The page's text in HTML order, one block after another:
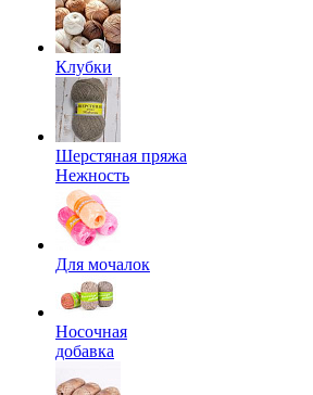
Клубки
Шерстяная пряжа
Нежность
Для мочалок
Носочная
добавка